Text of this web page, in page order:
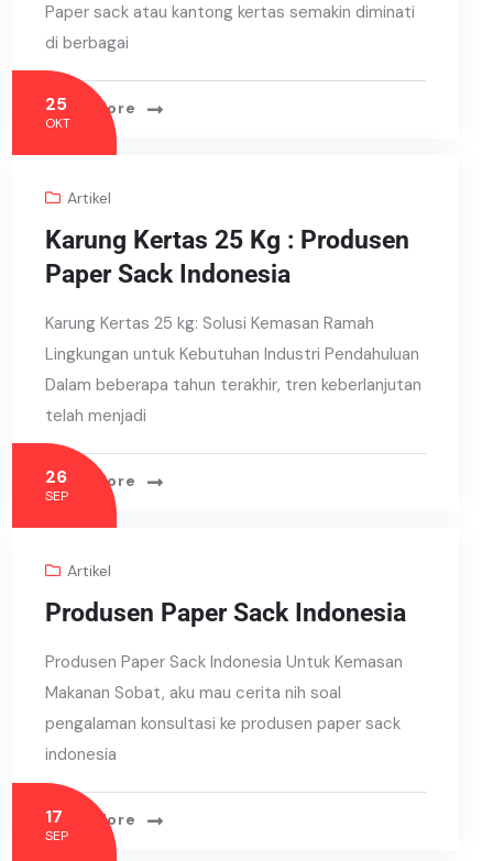
Paper sack atau kantong kertas semakin diminati
di berbagai
Read More
25
OKT
Artikel
Karung Kertas 25 Kg : Produsen
Paper Sack Indonesia
Karung Kertas 25 kg: Solusi Kemasan Ramah
Lingkungan untuk Kebutuhan Industri Pendahuluan
Dalam beberapa tahun terakhir, tren keberlanjutan
telah menjadi
Read More
26
SEP
Artikel
Produsen Paper Sack Indonesia
Produsen Paper Sack Indonesia Untuk Kemasan
Makanan Sobat, aku mau cerita nih soal
pengalaman konsultasi ke produsen paper sack
indonesia
Read More
17
SEP